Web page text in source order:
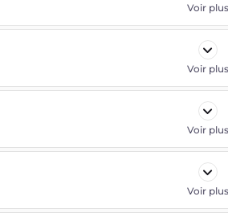
Voir plus
Voir plus
Voir plus
Voir plus